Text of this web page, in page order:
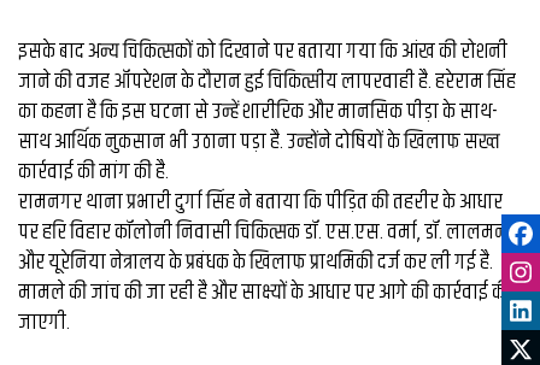
इसके बाद अन्य चिकित्सकों को दिखाने पर बताया गया कि आंख की रोशनी
जाने की वजह ऑपरेशन के दौरान हुई चिकित्सीय लापरवाही है. हरेराम सिंह
का कहना है कि इस घटना से उन्हें शारीरिक और मानसिक पीड़ा के साथ-
साथ आर्थिक नुकसान भी उठाना पड़ा है. उन्होंने दोषियों के खिलाफ सख्त
कार्रवाई की मांग की है.
रामनगर थाना प्रभारी दुर्गा सिंह ने बताया कि पीड़ित की तहरीर के आधार
पर हरि विहार कॉलोनी निवासी चिकित्सक डॉ. एस.एस. वर्मा, डॉ. लालमनी
और यूरेनिया नेत्रालय के प्रबंधक के खिलाफ प्राथमिकी दर्ज कर ली गई है.
मामले की जांच की जा रही है और साक्ष्यों के आधार पर आगे की कार्रवाई की
जाएगी.